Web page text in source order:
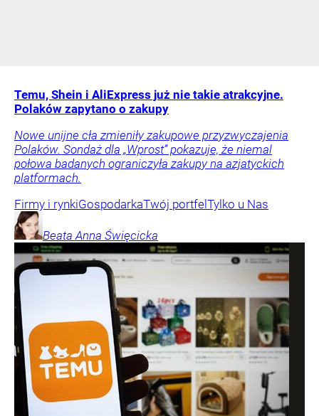
Temu, Shein i AliExpress już nie takie atrakcyjne.
Polaków zapytano o zakupy
Nowe unijne cła zmieniły zakupowe przyzwyczajenia
Polaków. Sondaż dla „Wprost” pokazuje, że niemal
połowa badanych ograniczyła zakupy na azjatyckich
platformach.
Firmy i rynkiGospodarkaTwój portfel Tylko u Nas
Beata Anna Święcicka